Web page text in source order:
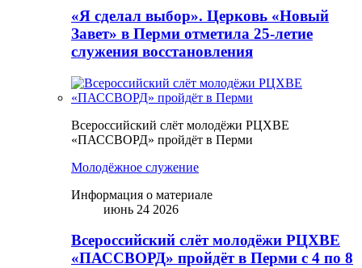
«Я сделал выбор». Церковь «Новый
Завет» в Перми отметила 25-летие
служения восстановления
Всероссийский слёт молодёжи РЦХВЕ
«ПАССВОРД» пройдёт в Перми
Молодёжное служение
Информация о материале
июнь 24 2026
Всероссийский слёт молодёжи РЦХВЕ
«ПАССВОРД» пройдёт в Перми с 4 по 8